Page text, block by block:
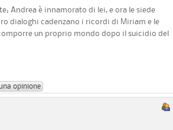
Andrea è innamorato di lei, e ora le siede
dialoghi cadenzano i ricordi di Miriam e le
un proprio mondo dopo il suicidio del
opinione